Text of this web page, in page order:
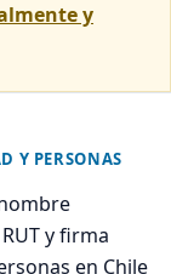
y
Y PERSONAS
y firma
en Chile